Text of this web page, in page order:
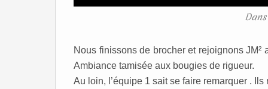
Nous finissons de brocher et rejoignons
Ambiance tamisée aux bougies de rigueur.
Au loin, l’équipe 1 sait se faire remarquer .